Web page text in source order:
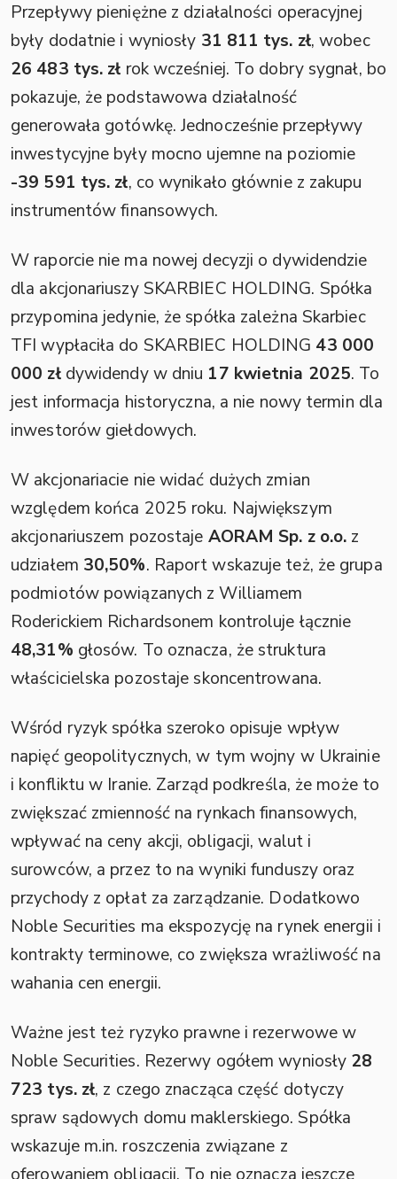
Przepływy pieniężne z działalności operacyjnej
były dodatnie i wyniosły 31 811 tys. zł, wobec
26 483 tys. zł rok wcześniej. To dobry sygnał, bo
pokazuje, że podstawowa działalność
generowała gotówkę. Jednocześnie przepływy
inwestycyjne były mocno ujemne na poziomie
-39 591 tys. zł, co wynikało głównie z zakupu
instrumentów finansowych.
W raporcie nie ma nowej decyzji o dywidendzie
dla akcjonariuszy SKARBIEC HOLDING. Spółka
przypomina jedynie, że spółka zależna Skarbiec
TFI wypłaciła do SKARBIEC HOLDING 43 000
000 złdywidendy w dniu 17 kwietnia 2025. To
jest informacja historyczna, a nie nowy termin dla
inwestorów giełdowych.
W akcjonariacie nie widać dużych zmian
względem końca 2025 roku. Największym
akcjonariuszem pozostaje AORAM Sp. z o.o. z
udziałem 30,50%. Raport wskazuje też, że grupa
podmiotów powiązanych z Williamem
Roderickiem Richardsonem kontroluje łącznie
48,31% głosów. To oznacza, że struktura
właścicielska pozostaje skoncentrowana.
Wśród ryzyk spółka szeroko opisuje wpływ
napięć geopolitycznych, w tym wojny w Ukrainie
i konfliktu w Iranie. Zarząd podkreśla, że może to
zwiększać zmienność na rynkach finansowych,
wpływać na ceny akcji, obligacji, walut i
surowców, a przez to na wyniki funduszy oraz
przychody z opłat za zarządzanie. Dodatkowo
Noble Securities ma ekspozycję na rynek energii i
kontrakty terminowe, co zwiększa wrażliwość na
wahania cen energii.
Ważne jest też ryzyko prawne i rezerwowe w
Noble Securities. Rezerwy ogółem wyniosły 28
723 tys. zł, z czego znacząca część dotyczy
spraw sądowych domu maklerskiego. Spółka
wskazuje m.in. roszczenia związane z